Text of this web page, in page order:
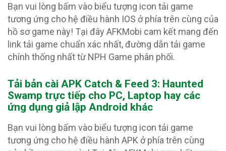
Bạn vui lòng bấm vào biểu tượng icon tải game
tương ứng cho hệ điều hành IOS ở phía trên cùng của
hồ sơ game này! Tại đây AFKMobi cam kết mang đến
link tải game chuẩn xác nhất, đường dẫn tải game
chính thống nhất từ NPH Game phân phối.
Tải bản cài APK Catch & Feed 3: Haunted
Swamp trực tiếp cho PC, Laptop hay các
ứng dụng giả lập Android khác
Bạn vui lòng bấm vào biểu tượng icon tải game
tương ứng cho hệ điều hành APK ở phía trên cùng